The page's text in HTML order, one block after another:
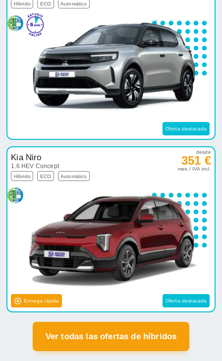
Híbrido ECO Automático
Oferta destacada
Kia Niro
1.6 HEV Concept
Híbrido ECO Automático
desde
351 €
mes / IVA incl.
Entrega rápida Oferta destacada
Ver todas las ofertas de híbridos